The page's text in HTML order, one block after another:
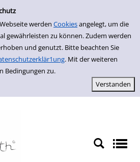
werden Cookiesangelegt, um die
gewährleisten zu können. Zudem werden
und genutzt. Bitte beachten Sie
. Mit der weiteren
Bedingungen zu.